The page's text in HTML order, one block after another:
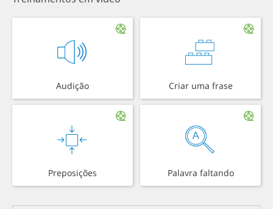
Audição Criar uma frase
Preposições Palavra faltando